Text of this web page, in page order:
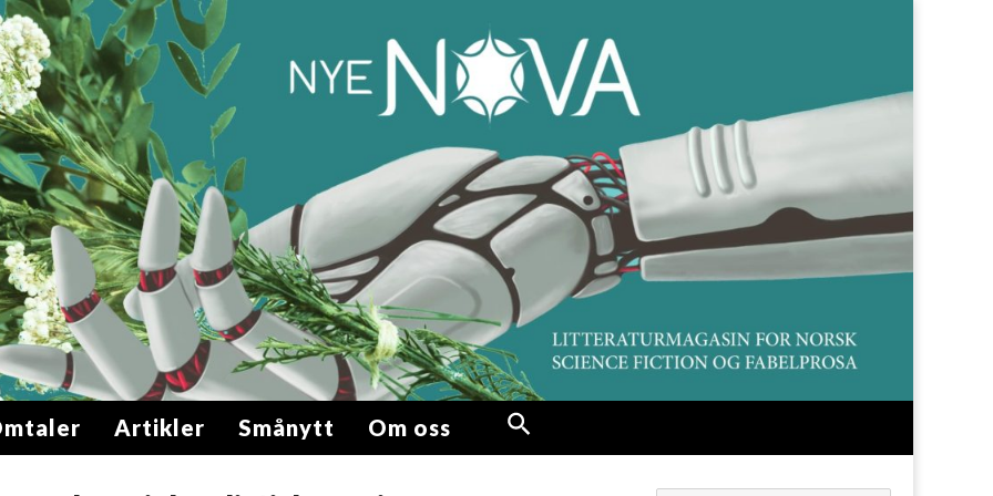
Artikler Smånytt Om oss